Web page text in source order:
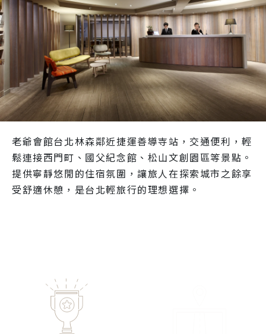
老爺會館台北林森鄰近捷運善導寺站，交通便利，輕
鬆連接西門町、國父紀念館、松山文創園區等景點。
提供寧靜悠閒的住宿氛圍，讓旅人在探索城市之餘享
受舒適休憩，是台北輕旅行的理想選擇。